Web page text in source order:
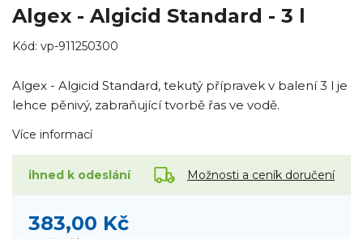
Algex - Algicid Standard - 3 l
Kód: vp-911250300
Algex - Algicid Standard, tekutý přípravek v balení 3 l je
lehce pěnivý, zabraňující tvorbě řas ve vodě.
Více informací
ihned k odeslání Možnosti a ceník doručení
383,00 Kč